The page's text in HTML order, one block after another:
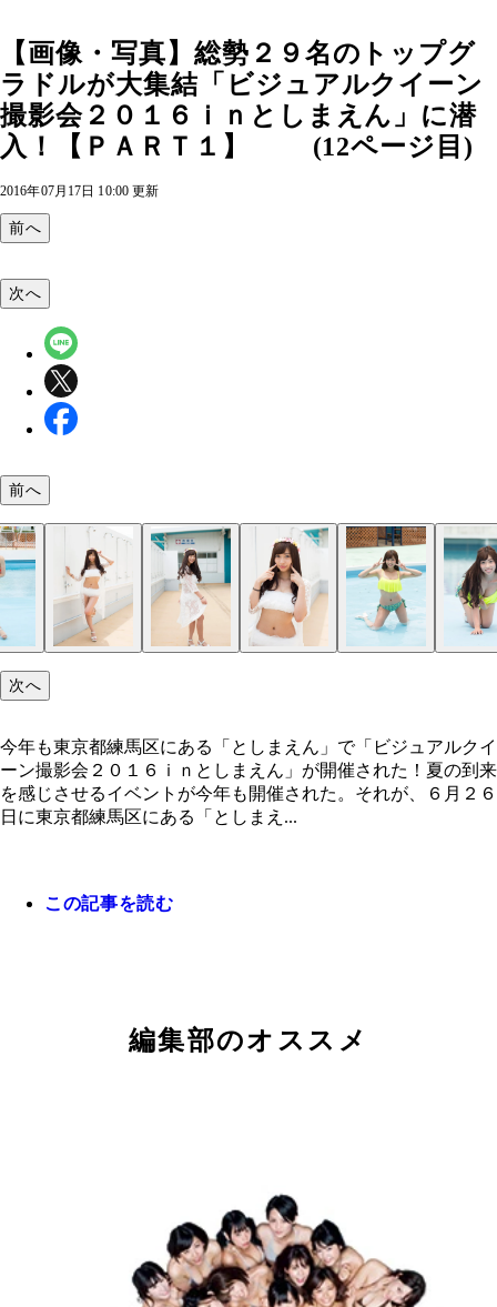
【画像・写真】総勢２９名のトップグ
ラドルが大集結「ビジュアルクイーン
撮影会２０１６ｉｎとしまえん」に潜
入！【ＰＡＲＴ１】 (12ページ目)
2016年07月17日 10:00 更新
前へ
今年も東京都練馬区にある「としまえん」で「ビ
ルクイーン撮影会２０１６ｉｎとしまえん」が開
次へ
前へ
次へ
今年も東京都練馬区にある「としまえん」で「ビジュアルクイ
ーン撮影会２０１６ｉｎとしまえん」が開催された！夏の到来
を感じさせるイベントが今年も開催された。それが、６月２６
日に東京都練馬区にある「としまえ...
この記事を読む
編集部のオススメ